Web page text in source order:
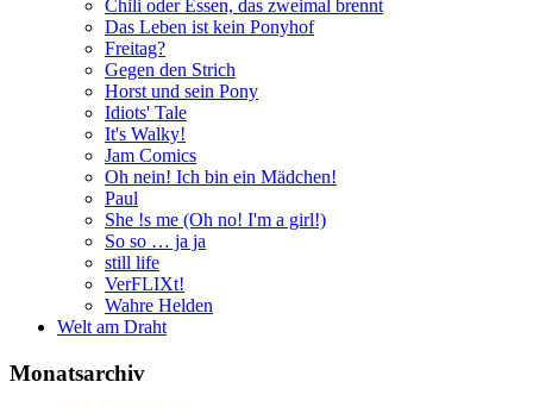
Chili oder Essen, das zweimal brennt
Das Leben ist kein Ponyhof
Freitag?
Gegen den Strich
Horst und sein Pony
Idiots' Tale
It's Walky!
Jam Comics
Oh nein! Ich bin ein Mädchen!
Paul
She !s me (Oh no! I'm a girl!)
So so … ja ja
still life
VerFLIXt!
Wahre Helden
Welt am Draht
Monatsarchiv